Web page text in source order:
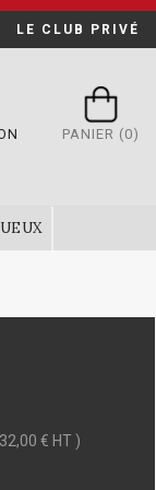
LE CLUB PRIVÉ
PANIER (0)
€ HT )